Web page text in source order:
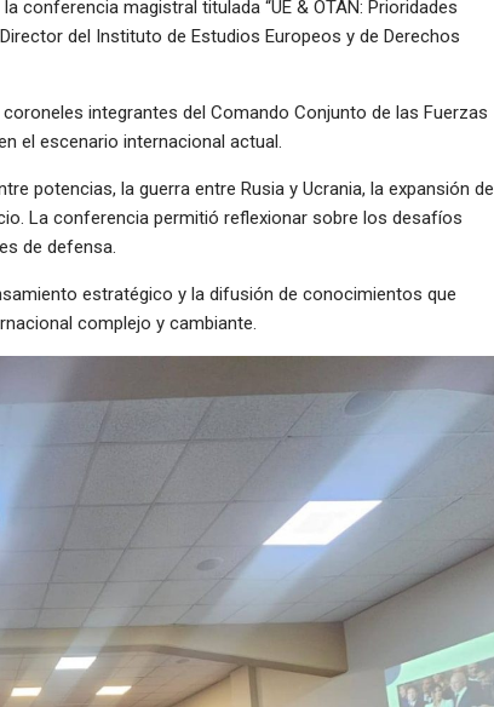
conferencia magistral titulada “UE & OTAN: Prioridades
del Instituto de Estudios Europeos y de Derechos
integrantes del Comando Conjunto de las Fuerzas
el escenario internacional actual.
potencias, la guerra entre Rusia y Ucrania, la expansión de
La conferencia permitió reflexionar sobre los desafíos
de defensa.
estratégico y la difusión de conocimientos que
complejo y cambiante.